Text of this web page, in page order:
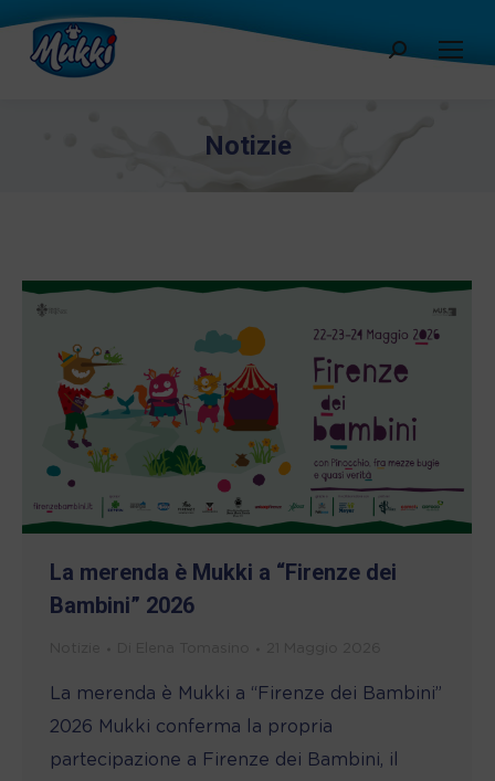
Cerca:
Notizie
La merenda è Mukki a “Firenze dei
Bambini” 2026
La merenda è Mukki a “Firenze dei Bambini”
2026 Mukki conferma la propria
partecipazione a Firenze dei Bambini, il